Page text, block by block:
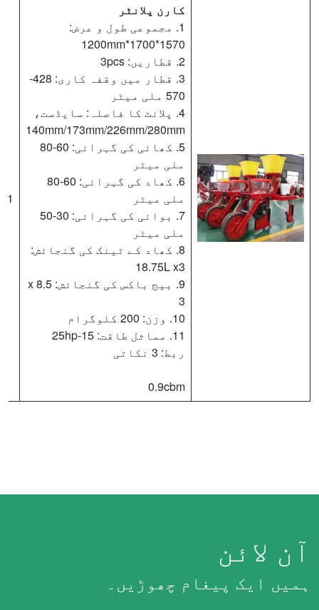
کارن پلانٹر
1. مجموعی طول و عرض:
1570*1700*1200mm
2. قطاریں: 3pcs
3. قطار میں وقفہ کاری: 428-
570 ملی میٹر
4. پلانٹ کا فاصلہ: سایڈست،
140mm/173mm/226mm/280mm
5. کھائی کی گہرائی: 60-80
ملی میٹر
6. کھاد کی گہرائی: 60-80
ملی میٹر
7. بوائی کی گہرائی: 30-50
ملی میٹر
8. کھاد کے ٹینک کی گنجائش:
18.75L x3
9. بیج باکس کی گنجائش: 8.5 x
3
10. وزن: 200 کلوگرام
11. مماثل طاقت: 15-25hp
ربط: 3 نکاتی
0.9cbm
1 سیٹ
آن لائن
ہمیں ایک پیغام چھوڑیں۔